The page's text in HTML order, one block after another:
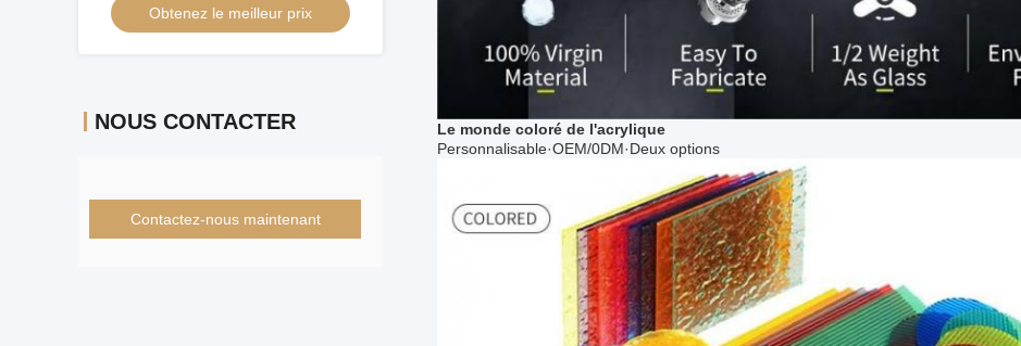
d'affichage publicitaire OEM
Obtenez le meilleur prix
NOUS CONTACTER
Contactez-nous maintenant
Le monde coloré de l'acrylique
Personnalisable·OEM/0DM·Deux options